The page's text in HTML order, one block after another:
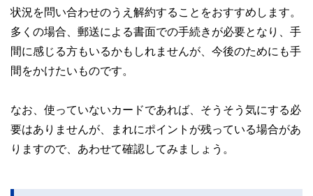
状況を問い合わせのうえ解約することをおすすめします。
多くの場合、郵送による書面での手続きが必要となり、手
間に感じる方もいるかもしれませんが、今後のためにも手
間をかけたいものです。
なお、使っていないカードであれば、そうそう気にする必
要はありませんが、まれにポイントが残っている場合があ
りますので、あわせて確認してみましょう。